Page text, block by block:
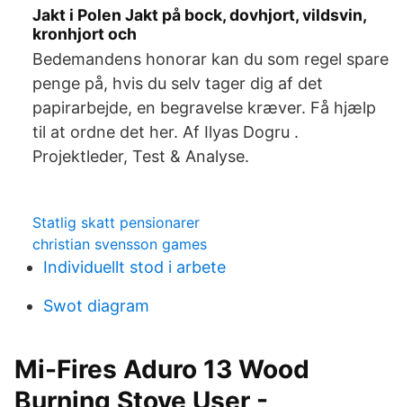
Jakt i Polen Jakt på bock, dovhjort, vildsvin,
kronhjort och
Bedemandens honorar kan du som regel spare
penge på, hvis du selv tager dig af det
papirarbejde, en begravelse kræver. Få hjælp
til at ordne det her. Af Ilyas Dogru .
Projektleder, Test & Analyse.
Statlig skatt pensionarer
christian svensson games
Individuellt stod i arbete
Swot diagram
Mi-Fires Aduro 13 Wood
Burning Stove User -